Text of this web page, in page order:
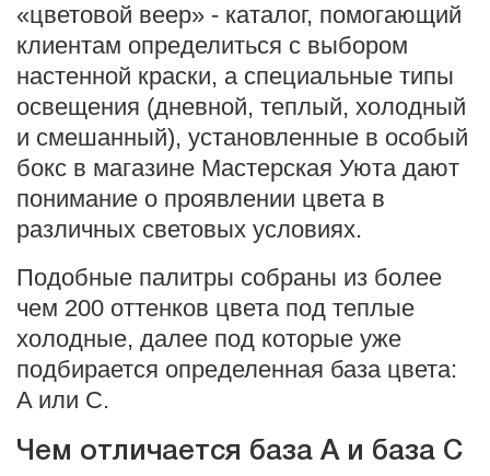
«цветовой веер» - каталог, помогающий
клиентам определиться с выбором
настенной краски, а специальные типы
освещения (дневной, теплый, холодный
и смешанный), установленные в особый
бокс в магазине Мастерская Уюта дают
понимание о проявлении цвета в
различных световых условиях.
Подобные палитры собраны из более
чем 200 оттенков цвета под теплые
холодные, далее под которые уже
подбирается определенная база цвета:
A или C.
Чем отличается база А и база С